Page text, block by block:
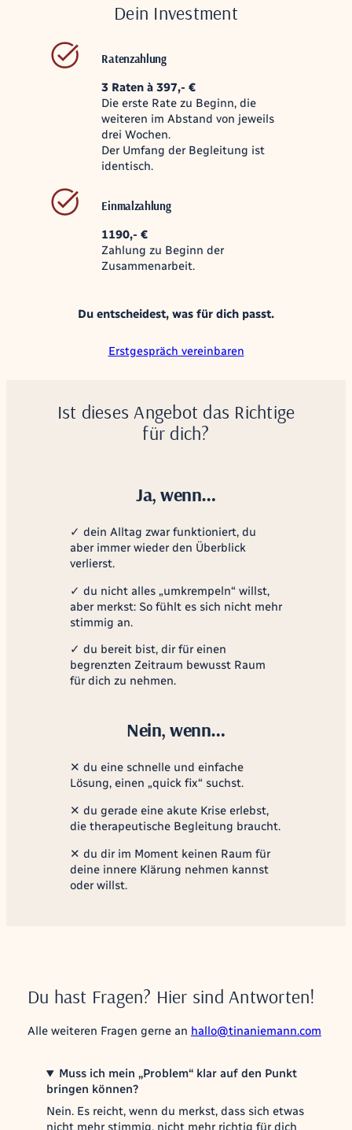
Dein Investment
Ratenzahlung
3 Raten à 397,- €
Die erste Rate zu Beginn, die
weiteren im Abstand von jeweils
drei Wochen.
Der Umfang der Begleitung ist
identisch.
Einmalzahlung
1190,- €
Zahlung zu Beginn der
Zusammenarbeit.
Du entscheidest, was für dich passt.
Erstgespräch vereinbaren
Ist dieses Angebot das Richtige
für dich?
Ja, wenn…
✓ dein Alltag zwar funktioniert, du
aber immer wieder den Überblick
verlierst.
✓ du nicht alles „umkrempeln“ willst,
aber merkst: So fühlt es sich nicht mehr
stimmig an.
✓ du bereit bist, dir für einen
begrenzten Zeitraum bewusst Raum
für dich zu nehmen.
Nein, wenn…
✕ du eine schnelle und einfache
Lösung, einen „quick fix“ suchst.
✕ du gerade eine akute Krise erlebst,
die therapeutische Begleitung braucht.
✕ du dir im Moment keinen Raum für
deine innere Klärung nehmen kannst
oder willst.
Du hast Fragen? Hier sind Antworten!
Alle weiteren Fragen gerne an hallo@tinaniemann.com
Muss ich mein „Problem“ klar auf den Punkt
bringen können?
Nein. Es reicht, wenn du merkst, dass sich etwas
nicht mehr stimmig, nicht mehr richtig für dich